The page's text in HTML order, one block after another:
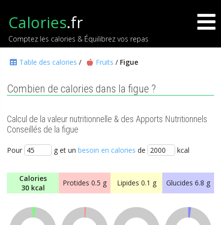
Calories.fr
Comptez les calories & Équilibrez vos repas
Table des calories / Fruits / Figue
Combien de calories dans la figue ?
Calcul de la valeur nutritionnelle & des Apports Nutritionnels
Conseillés de la figue
Pour g et un besoin en calories de kcal
Calories
30 kcal
Protides 0.5 g Lipides 0.1 g Glucides 6.8 g